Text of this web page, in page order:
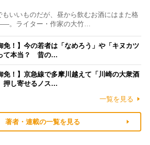
いいものだが、昼から飲むお酒にはまた格
。ライター・作家の大竹…
免！】今の若者は「なめろう」や「キヌカツ
て本当？ 昔の…
免！】京急線で多摩川越えて「川崎の大衆酒
し寄せるノス…
一覧を見る
著者・連載の一覧を見る